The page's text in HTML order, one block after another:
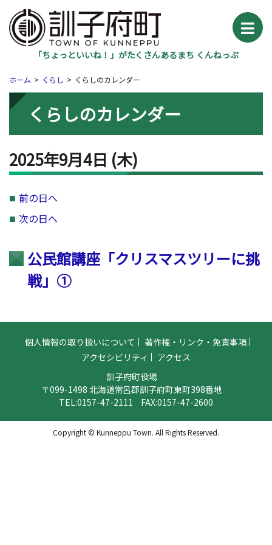
「ちょっといいね！」がたくさんあるまち くんねっぷ
ホーム くらし くらしのカレンダー
くらしのカレンダー
2025年9月4日 (木)
前の日へ
次の日へ
公民館講座「クリスマスツリーに挑
戦」①
個人情報の取り扱いについて
著作権・リンク・免責事項
アクセシビリティ
アクセス
訓子府町役場
〒099-1498 北海道常呂郡訓子府町東町398番地
TEL:0157-47-2111 FAX:0157-47-2600
Copyright © Kunneppu Town. All Rights Reserved.